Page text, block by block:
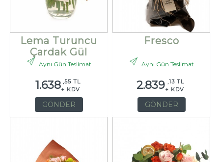
Lema Turuncu
Çardak Gül
Aynı Gün Teslimat
1.638 ,55 TL
+ KDV
GÖNDER
Fresco
Aynı Gün Teslimat
2.839 ,13 TL
+ KDV
GÖNDER